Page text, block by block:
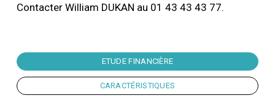
Contacter William DUKAN au 01 43 43 43 77.
ETUDE FINANCIÈRE
CARACTÉRISTIQUES